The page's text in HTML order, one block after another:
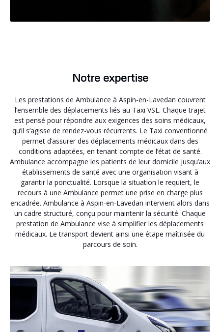
Notre expertise
Les prestations de Ambulance à Aspin-en-Lavedan couvrent
l’ensemble des déplacements liés au Taxi VSL. Chaque trajet
est pensé pour répondre aux exigences des soins médicaux,
qu’il s’agisse de rendez-vous récurrents. Le Taxi conventionné
permet d’assurer des déplacements médicaux dans des
conditions adaptées, en tenant compte de l’état de santé.
Ambulance accompagne les patients de leur domicile jusqu’aux
établissements de santé avec une organisation visant à
garantir la ponctualité. Lorsque la situation le requiert, le
recours à une Ambulance permet une prise en charge plus
encadrée. Ambulance à Aspin-en-Lavedan intervient alors dans
un cadre structuré, conçu pour maintenir la sécurité. Chaque
prestation de Ambulance vise à simplifier les déplacements
médicaux. Le transport devient ainsi une étape maîtrisée du
parcours de soin.